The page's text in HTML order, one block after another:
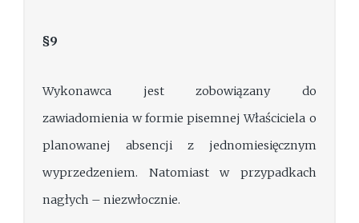
§9
Wykonawca jest zobowiązany do
zawiadomienia w formie pisemnej Właściciela o
planowanej absencji z jednomiesięcznym
wyprzedzeniem. Natomiast w przypadkach
nagłych – niezwłocznie.